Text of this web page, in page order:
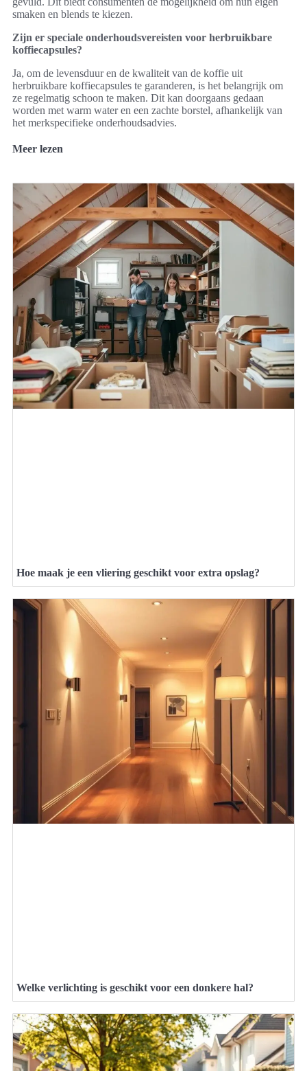
smaken en blends te kiezen.
Zijn er speciale onderhoudsvereisten voor herbruikbare
koffiecapsules?
Ja, om de levensduur en de kwaliteit van de koffie uit
herbruikbare koffiecapsules te garanderen, is het belangrijk om
ze regelmatig schoon te maken. Dit kan doorgaans gedaan
worden met warm water en een zachte borstel, afhankelijk van
het merkspecifieke onderhoudsadvies.
Meer lezen
Hoe maak je een vliering geschikt voor extra opslag?
Welke verlichting is geschikt voor een donkere hal?